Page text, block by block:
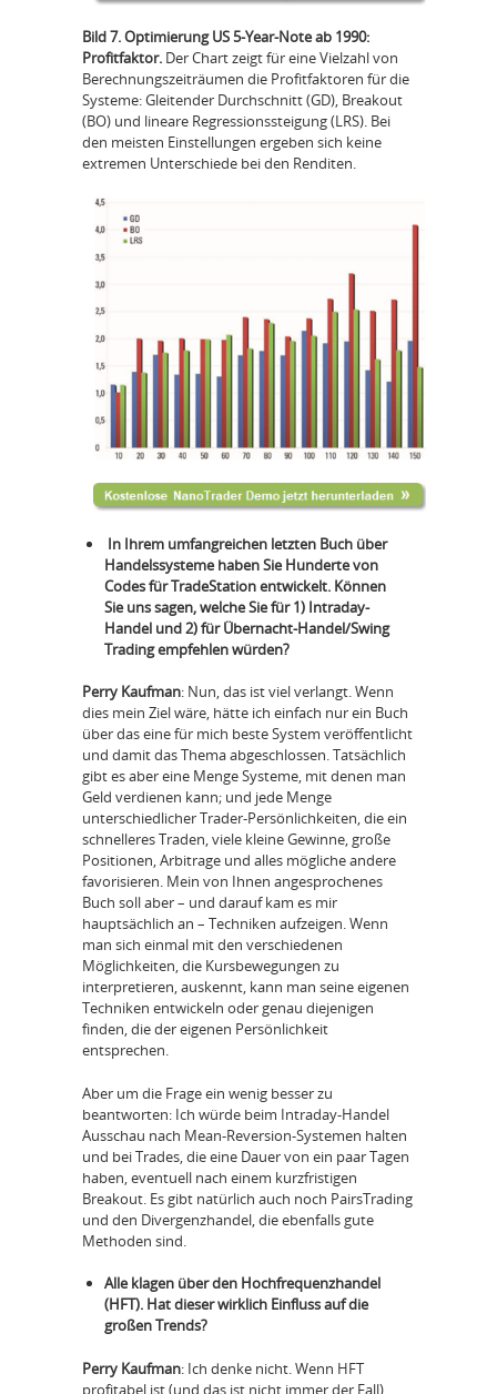
Bild 7. Optimierung US 5-Year-Note ab 1990:
Profitfaktor. Der Chart zeigt für eine Vielzahl von
Berechnungszeiträumen die Profitfaktoren für die
Systeme: Gleitender Durchschnitt (GD), Breakout
(BO) und lineare Regressionssteigung (LRS). Bei
den meisten Einstellungen ergeben sich keine
extremen Unterschiede bei den Renditen.
In Ihrem umfangreichen letzten Buch über
Handelssysteme haben Sie Hunderte von
Codes für TradeStation entwickelt. Können
Sie uns sagen, welche Sie für 1) Intraday-
Handel und 2) für Übernacht-Handel/Swing
Trading empfehlen würden?
Perry Kaufman: Nun, das ist viel verlangt. Wenn
dies mein Ziel wäre, hätte ich einfach nur ein Buch
über das eine für mich beste System veröffentlicht
und damit das Thema abgeschlossen. Tatsächlich
gibt es aber eine Menge Systeme, mit denen man
Geld verdienen kann; und jede Menge
unterschiedlicher Trader-Persönlichkeiten, die ein
schnelleres Traden, viele kleine Gewinne, große
Positionen, Arbitrage und alles mögliche andere
favorisieren. Mein von Ihnen angesprochenes
Buch soll aber – und darauf kam es mir
hauptsächlich an – Techniken aufzeigen. Wenn
man sich einmal mit den verschiedenen
Möglichkeiten, die Kursbewegungen zu
interpretieren, auskennt, kann man seine eigenen
Techniken entwickeln oder genau diejenigen
finden, die der eigenen Persönlichkeit
entsprechen.
Aber um die Frage ein wenig besser zu
beantworten: Ich würde beim Intraday-Handel
Ausschau nach Mean-Reversion-Systemen halten
und bei Trades, die eine Dauer von ein paar Tagen
haben, eventuell nach einem kurzfristigen
Breakout. Es gibt natürlich auch noch PairsTrading
und den Divergenzhandel, die ebenfalls gute
Methoden sind.
Alle klagen über den Hochfrequenzhandel
(HFT). Hat dieser wirklich Einfluss auf die
großen Trends?
Perry Kaufman: Ich denke nicht. Wenn HFT
profitabel ist (und das ist nicht immer der Fall),